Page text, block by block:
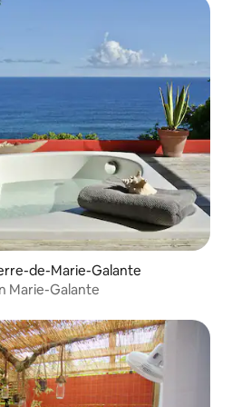
de-Marie-Galante
Marie-Galante